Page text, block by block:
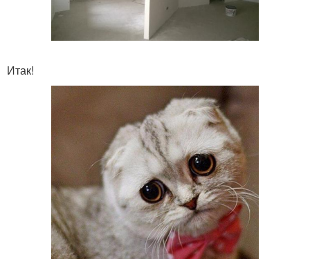
Итак!